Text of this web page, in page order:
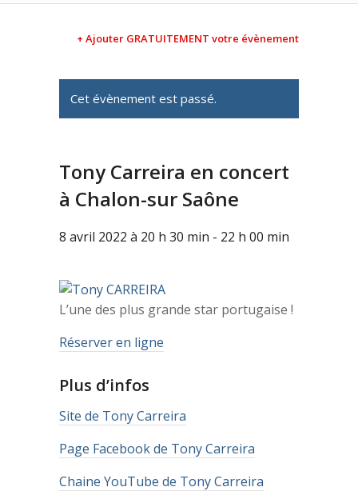
+ Ajouter GRATUITEMENT votre évènement
Cet évènement est passé.
Tony Carreira en concert
à Chalon-sur Saône
8 avril 2022 à 20 h 30 min - 22 h 00 min
L’une des plus grande star portugaise !
Réserver en ligne
Plus d’infos
Site de Tony Carreira
Page Facebook de Tony Carreira
Chaine YouTube de Tony Carreira